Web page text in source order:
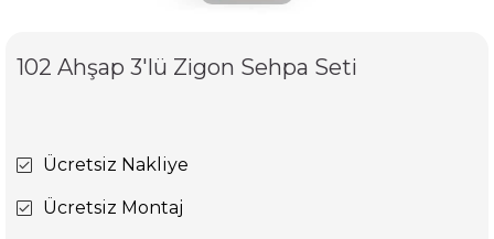
102 Ahşap 3'lü Zigon Sehpa Seti
Ücretsiz Nakliye
Ücretsiz Montaj